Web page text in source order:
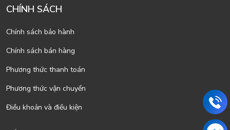
CHÍNH SÁCH
Chính sách bảo hành
Chính sách bán hàng
Phương thức thanh toán
Phương thức vận chuyển
Điều khoản và điều kiện